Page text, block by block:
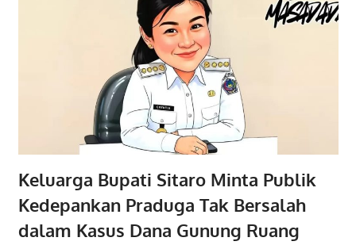
Keluarga Bupati Sitaro Minta Publik
Kedepankan Praduga Tak Bersalah
dalam Kasus Dana Gunung Ruang